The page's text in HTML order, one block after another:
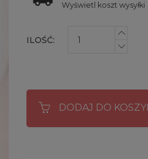
Wyświetl koszt wysyłki
ILOŚĆ:
DODAJ DO